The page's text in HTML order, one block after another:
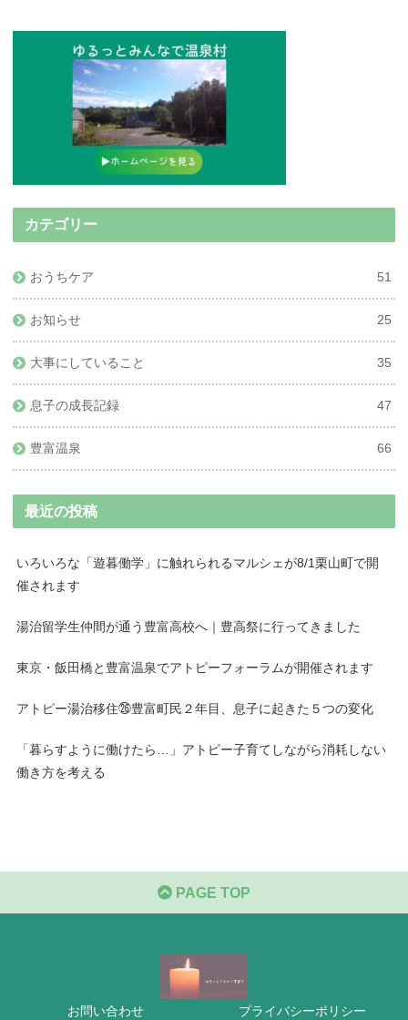
カテゴリー
おうちケア 51
お知らせ 25
大事にしていること 35
息子の成長記録 47
豊富温泉 66
最近の投稿
いろいろな「遊暮働学」に触れられるマルシェが8/1栗山町で開
催されます
湯治留学生仲間が通う豊富高校へ｜豊高祭に行ってきました
東京・飯田橋と豊富温泉でアトピーフォーラムが開催されます
アトピー湯治移住㉖豊富町民２年目、息子に起きた５つの変化
「暮らすように働けたら…」アトピー子育てしながら消耗しない
働き方を考える
PAGE TOP
お問い合わせ プライバシーポリシー